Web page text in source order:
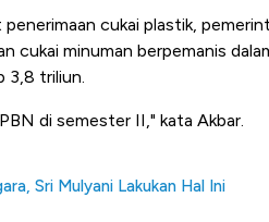
cukai plastik,
cukai minuman berpemanis
3,8 triliun.
di semester II," kata Akbar.
Sri Mulyani Lakukan Hal Ini